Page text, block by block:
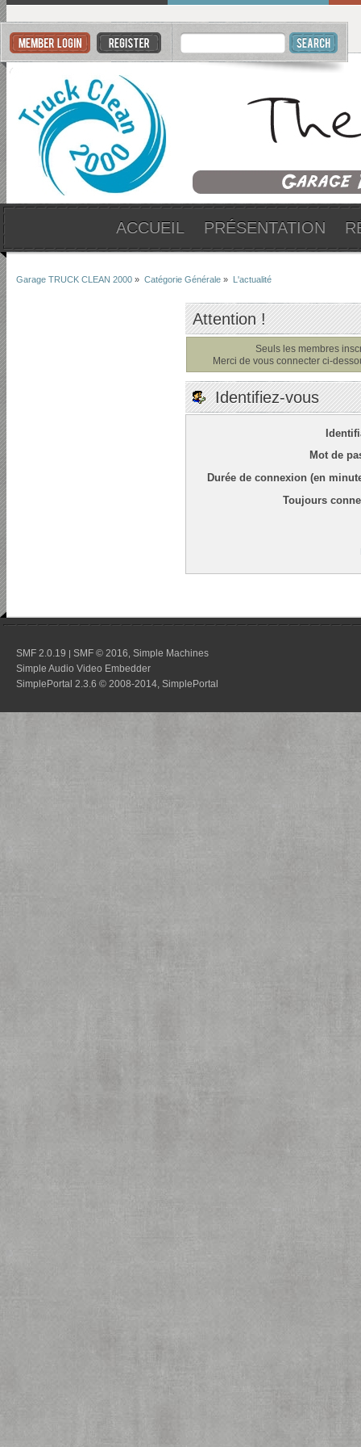
ACCUEIL PRÉSENTATION
Garage TRUCK CLEAN 2000 » Catégorie Générale » L'actualité
Attention !
Seuls les membres
Merci de vous connecter ci-
Identifiez-vous
Mot de
Durée de connexion (en
Toujours
SMF 2.0.19 | SMF © 2016 Simple Machines
Simple Audio Video Embedder
SimplePortal 2.3.6 © 2008-2014, SimplePortal